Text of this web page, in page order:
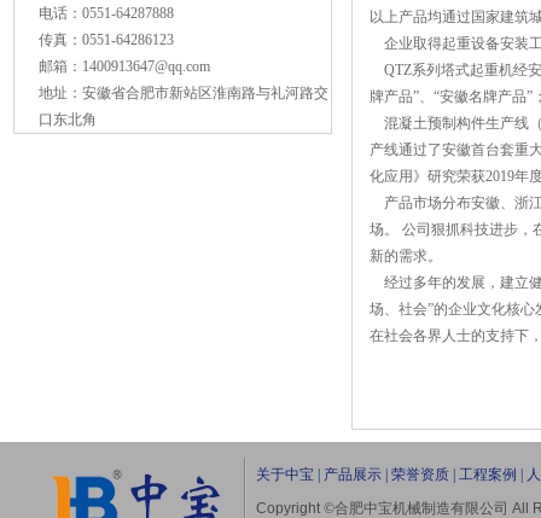
电话：0551-64287888
传真：0551-64286123
邮箱： 1400913647@qq.com
地址： 安徽省合肥市新站区淮南路与礼河路交
口东北角
以上产品均通过国家建筑
企业取得起重设备安装
QTZ系列塔式起重机经
牌产品”、“安徽名牌产品
混凝土预制构件生产线
产线通过了安徽首台套重
化应用》研究荣获2019年
产品市场分布安徽、浙
场。 公司狠抓科技进步，
新的需求。
经过多年的发展，建立
场、社会”的企业文化核
在社会各界人士的支持下
关于中宝 产品展示 荣誉资质 工程案例
Copyright ©合肥中宝机械制造有限公司 All